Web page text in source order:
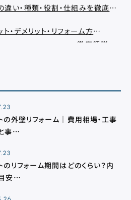
違い・種類・役割・仕組みを徹底解
・デメリット・リフォーム方法を
徹底解説
の外壁リフォーム｜費用相場・工事
事…
のリフォーム期間はどのくらい？内
安…